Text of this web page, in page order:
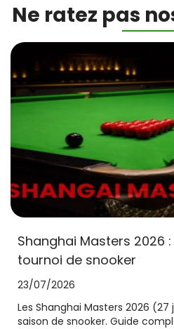
Ne ratez pas
Shanghai Masters 2026
tournoi de snooker
23/07/2026
Les Shanghai Masters 2026
saison de snooker. Guide